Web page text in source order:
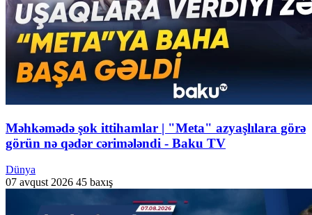
Məhkəmədə şok ittihamlar | "Meta" azyaşlılara görə
görün nə qədər cərimələndi - Baku TV
Dünya
07 avqust 2026 45 baxış